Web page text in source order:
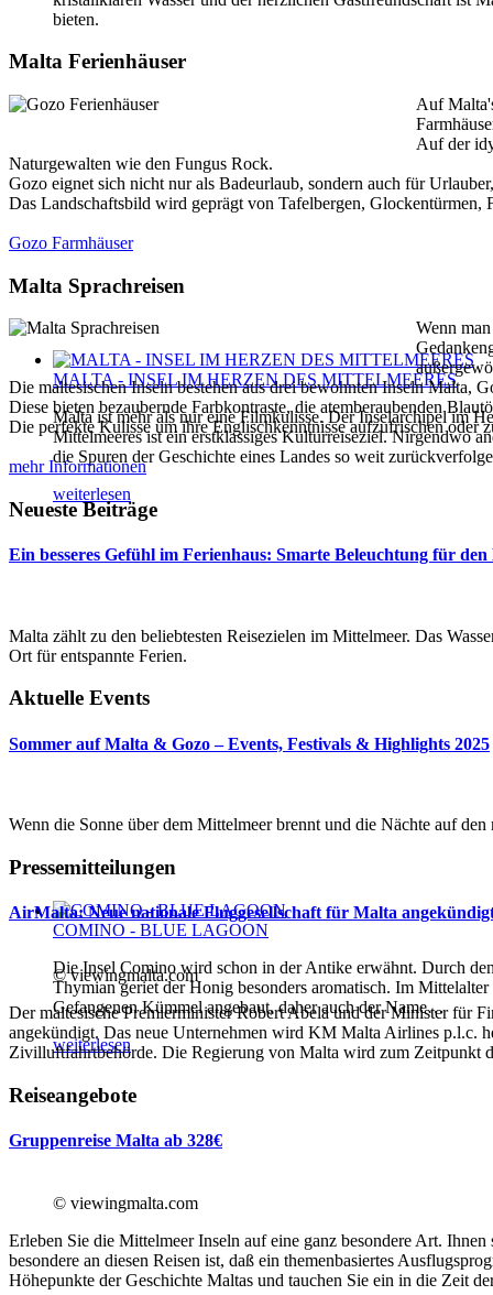
MALTA - INSEL IM HERZEN DES MITTELMEERES
Malta ist mehr als nur eine Filmkulisse. Der Inselarchipel im
Mittelmeeres ist ein erstklassiges Kulturreiseziel. Nirgendwo
die Spuren der Geschichte eines Landes so weit
weiterlesen
COMINO - BLUE LAGOON
Die Insel Comino wird schon in der Antike erwähnt. Durch
Thymian geriet der Honig besonders aromatisch. Im
Gefangenen Kümmel angebaut, daher auch der Name…
weiterlesen
bieten.
Malta Ferienhäuser
Auf
Auf der
Naturgewalten wie den Fungus Rock.
Gozo eignet sich nicht nur als Badeurlaub, sondern auch für
Das Landschaftsbild wird geprägt von Tafelbergen,
Gozo Farmhäuser
Malta Sprachreisen
Wenn
Die maltesischen Inseln bestehen aus drei bewohnten Inseln Malta,
Diese bieten bezaubernde Farbkontraste, die atemberaubenden
Die perfekte Kulisse um ihre Englischkenntnisse aufzufrischen oder
mehr Informationen
Neueste Beiträge
Ein besseres Gefühl im Ferienhaus: Smarte Beleuchtung für
Malta zählt zu den beliebtesten Reisezielen im Mittelmeer. Das
Ort für entspannte Ferien.
Aktuelle Events
Sommer auf Malta & Gozo – Events, Festivals & Highlights 2025
Wenn die Sonne über dem Mittelmeer brennt und die Nächte auf
Pressemitteilungen
AirMalta: Neue nationale Fluggesellschaft für Malta
© viewingmalta.com
Der maltesische Premierminister Robert Abela und der Minister für
angekündigt. Das neue Unternehmen wird KM Malta Airlines p.l.c.
Zivilluftfahrtbehörde. Die Regierung von Malta wird zum Zeitpunkt
Reiseangebote
Gruppenreise Malta ab 328€
© viewingmalta.com
Erleben Sie die Mittelmeer Inseln auf eine ganz besondere Art.
besondere an diesen Reisen ist, daß ein themenbasiertes
Höhepunkte der Geschichte Maltas und tauchen Sie ein in die Zeit